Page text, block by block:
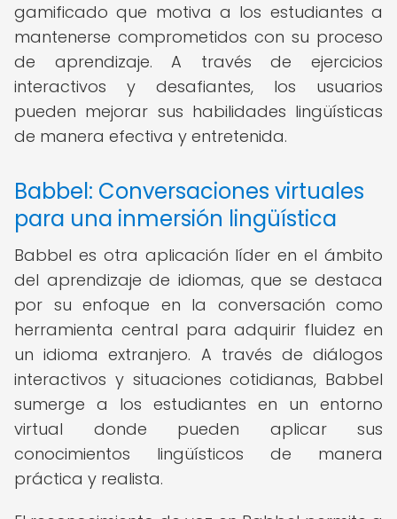
gamificado que motiva a los estudiantes a
mantenerse comprometidos con su proceso
de aprendizaje. A través de ejercicios
interactivos y desafiantes, los usuarios
pueden mejorar sus habilidades lingüísticas
de manera efectiva y entretenida.
Babbel: Conversaciones virtuales
para una inmersión lingüística
Babbel es otra aplicación líder en el ámbito
del aprendizaje de idiomas, que se destaca
por su enfoque en la conversación como
herramienta central para adquirir fluidez en
un idioma extranjero. A través de diálogos
interactivos y situaciones cotidianas, Babbel
sumerge a los estudiantes en un entorno
virtual donde pueden aplicar sus
conocimientos lingüísticos de manera
práctica y realista.